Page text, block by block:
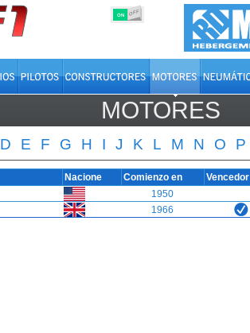
ON OFF
MOTORES
D E F G H I J K L M N O P
Nacione Comienzo en Vencedor
1950
1966